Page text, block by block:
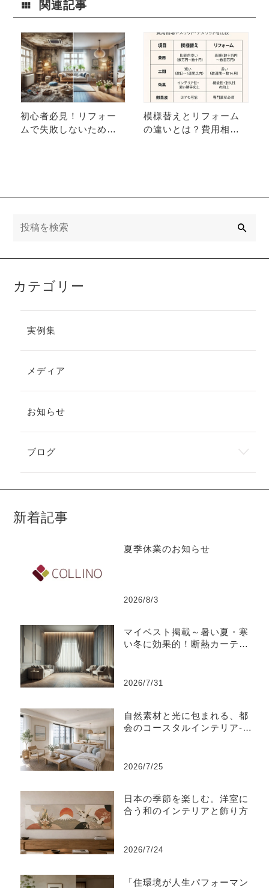
関連記事
初心者必見！リフォー
ムで失敗しないための
模様替えとリフォーム
の違いとは？費用相場
カテゴリー
実例集
メディア
お知らせ
ブログ
新着記事
夏季休業のお知らせ
2026/8/3
マイベスト掲載～暑い夏・寒
い冬に効果的！断熱カーテン
2026/7/31
自然素材と光に包まれる、都
会のコースタルインテリア-江
2026/7/25
日本の季節を楽しむ。洋室に
合う和のインテリアと飾り方
2026/7/24
「住環境が人生パフォーマン